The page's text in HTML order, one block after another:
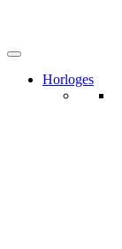
Horloges